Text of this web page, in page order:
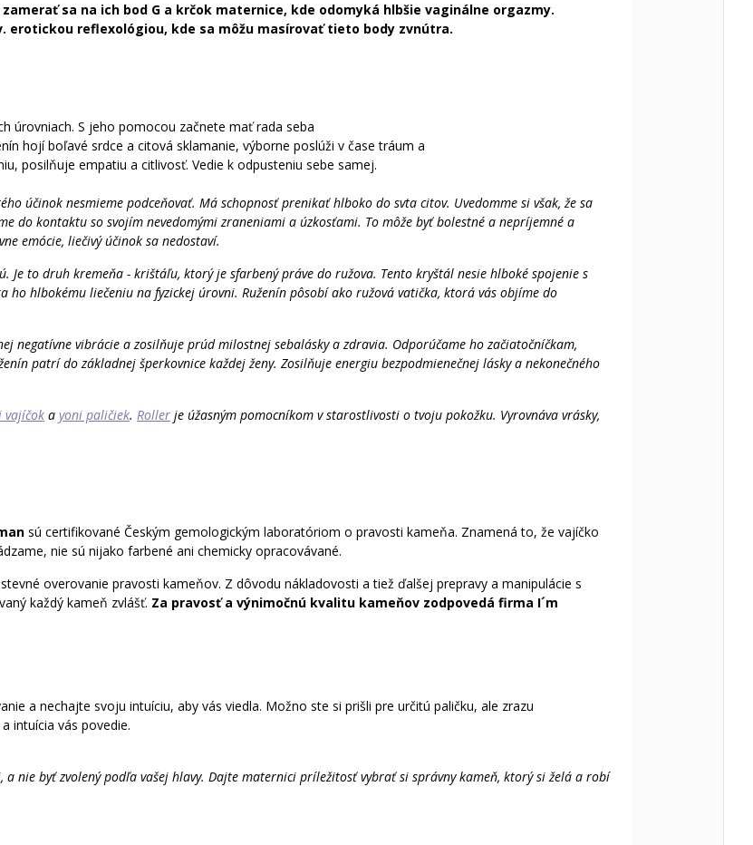
sa na ich bod G a krčok maternice, kde odomyká hlbšie vaginálne orgazmy.
erotickou reflexológiou, kde sa môžu masírovať tieto body zvnútra.
úrovniach. S jeho pomocou začnete mať rada seba
hojí boľavé srdce a citová sklamanie, výborne poslúži v čase tráum a
posilňuje empatiu a citlivosť. Vedie k odpusteniu sebe samej.
účinok nesmieme podceňovať. Má schopnosť prenikať hlboko do svta citov. Uvedomme si však, že sa
do kontaktu so svojím nevedomými zraneniami a úzkosťami. To môže byť bolestné a nepríjemné a
emócie, liečivý účinok sa nedostaví.
Je to druh kremeňa - krištáľu, ktorý je sfarbený práve do ružova. Tento kryštál nesie hlboké spojenie s
ho hlbokému liečeniu na fyzickej úrovni. Ruženín pôsobí ako ružová vatička, ktorá vás objíme do
negatívne vibrácie a zosilňuje prúd milostnej sebalásky a zdravia. Odporúčame ho začiatočníčkam,
patrí do základnej šperkovnice každej ženy. Zosilňuje energiu bezpodmienečnej lásky a nekonečného
vajíčok a yoni paličiek. Roller je úžasným pomocníkom v starostlivosti o tvoju pokožku. Vyrovnáva vrásky,
sú certifikované Českým gemologickým laboratóriom o pravosti kameňa. Znamená to, že vajíčko
nie sú nijako farbené ani chemicky opracovávané.
overovanie pravosti kameňov. Z dôvodu nákladovosti a tiež ďalšej prepravy a manipulácie s
každý kameň zvlášť. Za pravosť a výnimočnú kvalitu kameňov zodpovedá firma I´m
a nechajte svoju intuíciu, aby vás viedla. Možno ste si prišli pre určitú paličku, ale zrazu
intuícia vás povedie.
nie byť zvolený podľa vašej hlavy. Dajte maternici príležitosť vybrať si správny kameň, ktorý si želá a robí